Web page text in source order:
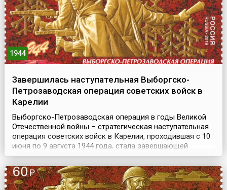
1944
Завершилась наступательная Выборгско-
Петрозаводская операция советских войск в
Карелии
Выборгско-Петрозаводская операция в годы Великой
Отечественной войны – стратегическая наступательная
операция советских войск в Карелии, проходившая с 10
июня по 9 августа 1944 года, стала завершающей
операцией битвы за Ленинград. Цель наступления
заключалась в ликвидации угрозы Ленинграду, а также
в ускорении выхода Финляндии из войны.Успехи
советских войск во время зимней кампании 1944 года ...